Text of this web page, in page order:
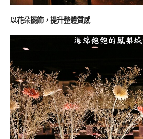
以花朵擺飾，提升整體質感